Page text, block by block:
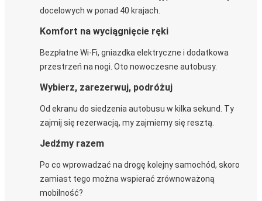
docelowych w ponad 40 krajach.
Komfort na wyciągnięcie ręki
Bezpłatne Wi-Fi, gniazdka elektryczne i dodatkowa
przestrzeń na nogi. Oto nowoczesne autobusy.
Wybierz, zarezerwuj, podróżuj
Od ekranu do siedzenia autobusu w kilka sekund. Ty
zajmij się rezerwacją, my zajmiemy się resztą.
Jedźmy razem
Po co wprowadzać na drogę kolejny samochód, skoro
zamiast tego można wspierać zrównoważoną
mobilność?